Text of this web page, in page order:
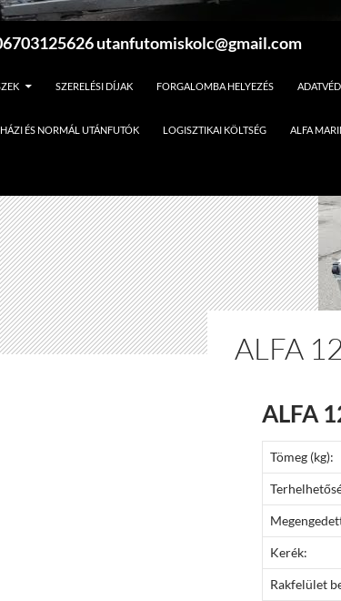
utanfutomiskolc@gmail.com
SZERELÉSI DÍJAK FORGALOMBA HELYEZÉS
ÉS NORMÁL UTÁNFUTÓK LOGISZTIKAI KÖLTSÉG ALFA
ALFA
ALFA
Tömeg (kg):
Kerék:
Rakfelület